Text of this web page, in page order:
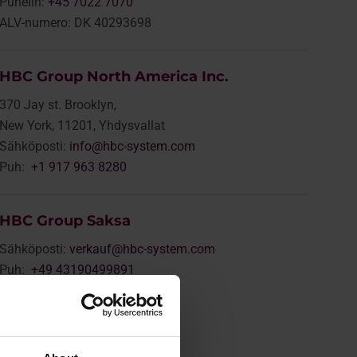
ALV-numero: DK 40293698
HBC Group North America Inc.
370 Jay st. Brooklyn,
New York, 11201, Yhdysvallat
Sähköposti: info@hbc-system.com
Puh:+1 917 963 8280
HBC Group Saksa
Sähköposti:verkauf@hbc-system.com
Puh:+49 43190499891
Faksi: +49 4307900192